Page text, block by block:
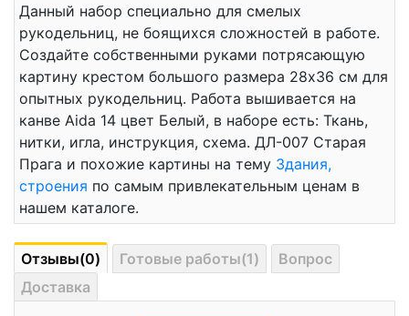
Данный набор специально для смелых
рукодельниц, не боящихся сложностей в работе.
Создайте собственными руками потрясающую
картину крестом большого размера 28x36 см для
опытных рукодельниц. Работа вышивается на
канве Aida 14 цвет Белый, в наборе есть: Ткань,
нитки, игла, инструкция, схема. ДЛ-007 Старая
Прага и похожие картины на тему Здания,
строения по самым привлекательным ценам в
нашем каталоге.
Отзывы(0) Готовые работы(1)
Вопрос
Доставка